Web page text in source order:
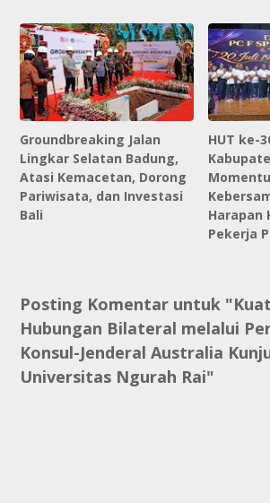
Groundbreaking Jalan
Lingkar Selatan Badung,
Atasi Kemacetan, Dorong
Pariwisata, dan Investasi
Bali
HUT ke-
Harapan
Pekerja
Posting Komentar untuk
Hubungan Bilateral melalui
Konsul-Jenderal Australia
Universitas Ngurah Rai"